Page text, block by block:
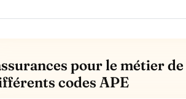
pour le métier
codes APE